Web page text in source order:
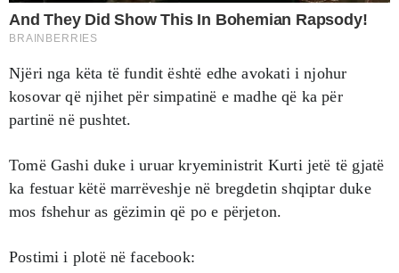
Njëri nga këta të fundit është edhe avokati i njohur
kosovar që njihet për simpatinë e madhe që ka për
partinë në pushtet.
Tomë Gashi duke i uruar kryeministrit Kurti jetë të gjatë
ka festuar këtë marrëveshje në bregdetin shqiptar duke
mos fshehur as gëzimin që po e përjeton.
Postimi i plotë në facebook: